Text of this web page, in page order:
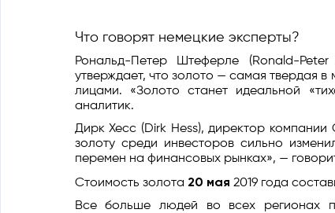
Что говорят немецкие эксперты?
Рональд-Петер Штеферле (Ronald-
утверждает, что золото — самая твердая
лицами. «Золото станет идеальной
аналитик.
Дирк Хесс (Dirk Hess), директор
золоту среди инвесторов сильно
перемен на финансовых рынках», —
Стоимость золота 20 мая 2019 года
Все больше людей во всех регионах